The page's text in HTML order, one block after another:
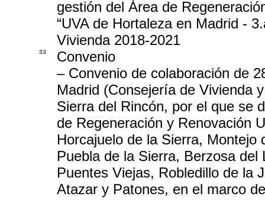
gestión del Área de
“UVA de Hortaleza en Madrid -
Vivienda 2018-2021
33
Convenio
– Convenio de colaboración de
Madrid (Consejería de Vivienda
Sierra del Rincón, por el que se
de Regeneración y Renovación
Horcajuelo de la Sierra,
Puebla de la Sierra, Berzosa
Puentes Viejas, Robledillo de la
Atazar y Patones, en el marco